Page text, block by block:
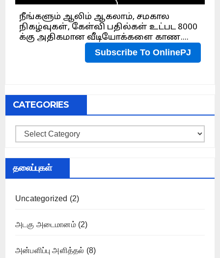
CATEGORIES
Categories
தலைப்புகள்
Uncategorized (2)
அடகு அடைமானம்(2)
அன்பளிப்பு அளித்தல் (8)